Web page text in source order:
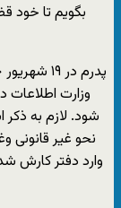
بگويم تا خود
وزارت
شود. لازم به
نحو غير قانونی
وارد دفتر کارش